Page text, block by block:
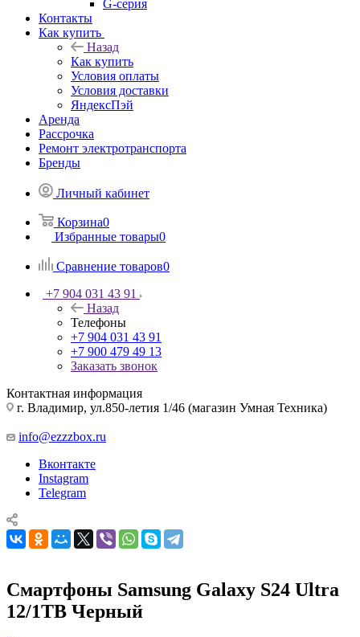
G-серия
Контакты
Как купить
Назад
Как купить
Условия оплаты
Условия доставки
ЯндексПэй
Аренда
Рассрочка
Ремонт электротранспорта
Бренды
Личный кабинет
Корзина0
Избранные товары0
Сравнение товаров0
+7 904 031 43 91
Назад
Телефоны
+7 904 031 43 91
+7 900 479 49 13
Заказать звонок
Контактная информация
г. Владимир, ул.850-летия 1/46 (магазин Умная Техника)
info@ezzzbox.ru
Вконтакте
Instagram
Telegram
Смартфоны Samsung Galaxy S24 Ultra
12/1TB Черный